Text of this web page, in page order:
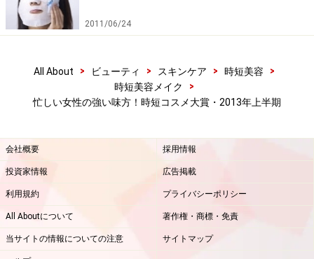
2011/06/24
All About > ビューティ > スキンケア > 時短美容
>
時短美容メイク
>
忙しい女性の強い味方！時短コスメ大賞・2013年上半期
会社概要 採用情報
投資家情報 広告掲載
利用規約 プライバシーポリシー
All Aboutについて 著作権・商標・免責
当サイトの情報についての注意 サイトマップ